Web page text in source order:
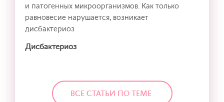
и патогенных микроорганизмов. Как только
равновесие нарушается, возникает
дисбактериоз
Дисбактериоз
ВСЕ СТАТЬИ ПО ТЕМЕ